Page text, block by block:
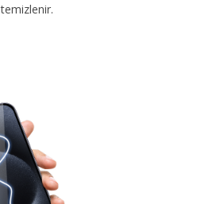
temizlenir.